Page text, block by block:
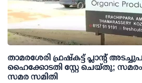
താമരശേരി ഫ്രഷ്കട്ട് പ്ലാന്റ്
ഹൈക്കോടതി സ്റ്റേ ചെയ്തു; സമരം
സമര സമിതി